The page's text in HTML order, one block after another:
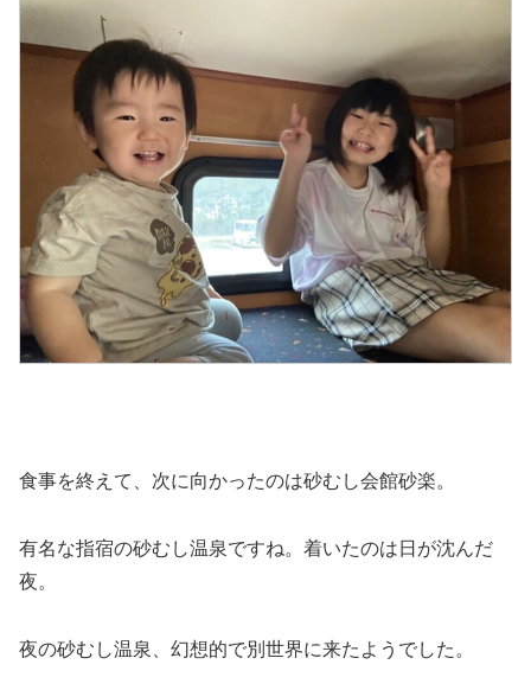
食事を終えて、次に向かったのは砂むし会館砂楽。
有名な指宿の砂むし温泉ですね。着いたのは日が沈んだ
夜。
夜の砂むし温泉、幻想的で別世界に来たようでした。